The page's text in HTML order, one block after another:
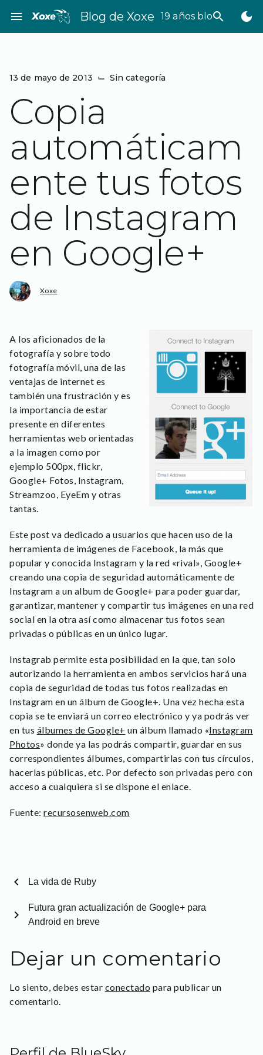
contenido
menu Blog de Xoxe 19 años bloggeando
search dark_mode
13 de mayo de 2013 ⌙ Sin categoría
Copia
automáticam
ente tus fotos
de Instagram
en Google+
Xoxe
A los aficionados de la
fotografía y sobre todo
fotografía móvil, una de las
ventajas de internet es
también una frustración y es
la importancia de estar
presente en diferentes
herramientas web orientadas
a la imagen como por
ejemplo 500px, flickr,
Google+ Fotos, Instagram,
Streamzoo, EyeEm y otras
tantas.
Este post va dedicado a usuarios que hacen uso de la
herramienta de imágenes de Facebook, la más que
popular y conocida Instagram y la red «rival», Google+
creando una copia de seguridad automáticamente de
Instagram a un album de Google+ para poder guardar,
garantizar, mantener y compartir tus imágenes en una red
social en la otra así como almacenar tus fotos sean
privadas o públicas en un único lugar.
Instagrab permite esta posibilidad en la que, tan solo
autorizando la herramienta en ambos servicios hará una
copia de seguridad de todas tus fotos realizadas en
Instagram en un álbum de Google+. Una vez hecha esta
copia se te enviará un correo electrónico y ya podrás ver
en tus álbumes de Google+ un álbum llamado «Instagram
Photos» donde ya las podrás compartir, guardar en sus
correspondientes álbumes, compartirlas con tus círculos,
hacerlas públicas, etc. Por defecto son privadas pero con
acceso a cualquiera si se dispone el enlace.
Fuente: recursosenweb.com
chevron_left La vida de Ruby
Futura gran actualización de Google+ para
Android en breve
chevron_right
Dejar un comentario
Lo siento, debes estar conectado para publicar un
comentario.